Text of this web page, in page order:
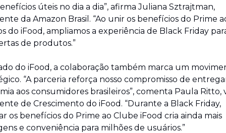
úteis no dia a dia”, afirma Juliana Sztrajtman,
da Amazon Brasil. “Ao unir os benefícios do Prime
do iFood, ampliamos a experiência de Black Friday
de produtos.”
do iFood, a colaboração também marca um
“A parceria reforça nosso compromisso de
aos consumidores brasileiros”, comenta Paula Ritto,
de Crescimento do iFood. “Durante a Black Friday,
os benefícios do Prime ao Clube iFood cria ainda mais
e conveniência para milhões de usuários.”